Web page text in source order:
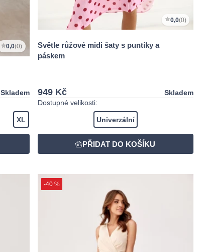
0,0(0)
Skladem
XL
0,0(0)
Světle růžové midi šaty s puntíky a
páskem
949 Kč
Skladem
Dostupné velikosti:
Univerzální
-40 %